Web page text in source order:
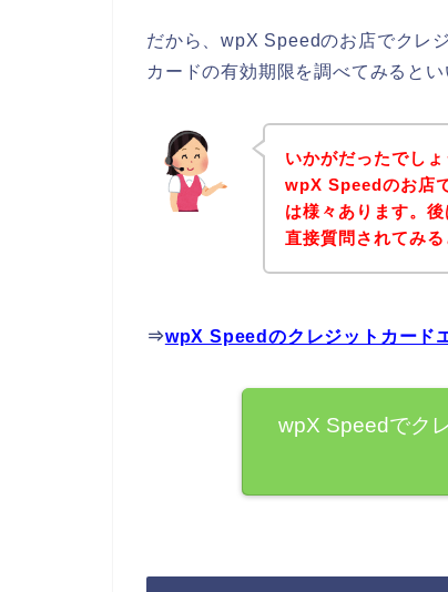
だから、wpX Speedのお店でクレ
カードの有効期限を調べてみるとい
いかがだったでし
wpX Speedのお店
は様々あります。
直接質問されてみる
⇒wpX Speedのクレジットカード
wpX Speedでク